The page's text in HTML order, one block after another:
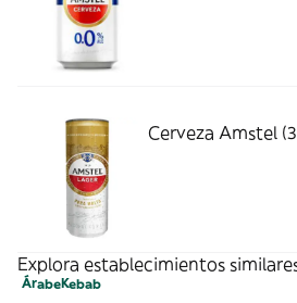
Cerveza Amstel
Explora establecimientos
ÁrabeKebab